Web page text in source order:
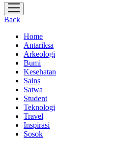
open
menu
Back
Home
Antariksa
Arkeologi
Bumi
Kesehatan
Sains
Satwa
Student
Teknologi
Travel
Inspirasi
Sosok